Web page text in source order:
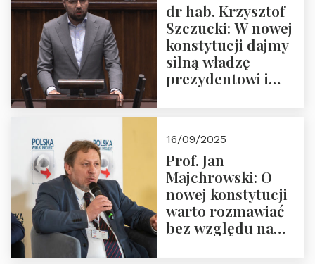
dr hab. Krzysztof
Szczucki: W nowej
konstytucji dajmy
silną władzę
prezydentowi i
16/09/2025
Prof. Jan
Majchrowski: O
nowej konstytucji
warto rozmawiać
bez względu na